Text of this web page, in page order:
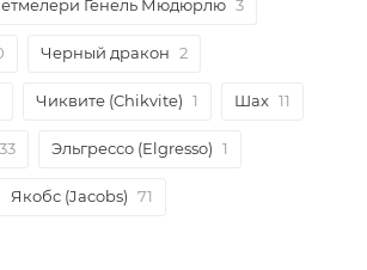
Генель Мюдюрлю 3
Черный дракон 2
Чиквите (Chikvite) 1 Шах 11
33 Эльгрессо (Elgresso) 1
Якобс (Jacobs) 71